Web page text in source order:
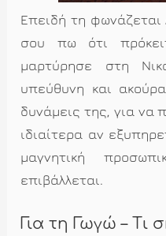
Επειδή τη φωνάζεται
σου πω ότι
μαρτύρησε στη
υπεύθυνη και
δυνάμεις της, για να
ιδιαίτερα αν
μαγνητική
επιβάλλεται.
Για τη Γωγώ – Τι